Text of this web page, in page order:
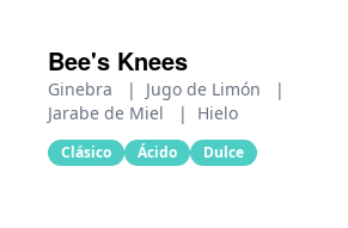
Bee's Knees
Ginebra | Jugo de Limón
|
Jarabe de Miel
| Hielo
Clásico Ácido Dulce